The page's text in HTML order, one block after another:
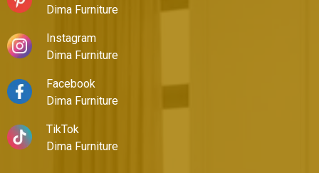
Dima Furniture
Instagram
Dima Furniture
Facebook
Dima Furniture
TikTok
Dima Furniture